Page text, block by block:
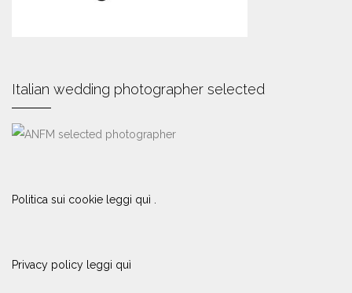
Italian wedding photographer selected
Politica sui cookie leggi quì .
Privacy policy leggi quì